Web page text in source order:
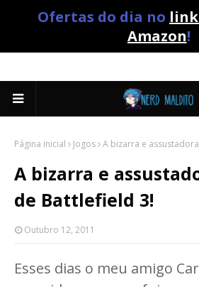
Ofertas do dia no
Amazon!
Página inicial Jogos A bizarra e
A bizarra e
de Battlefield 3!
Outubro 12, 2011
Esses dias o meu amigo